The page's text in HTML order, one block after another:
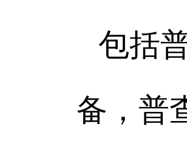
包括
备，普